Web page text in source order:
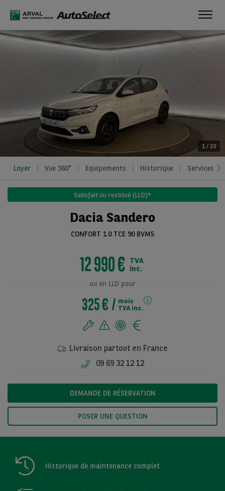
1 / 20
Voir toutes les
Loyer Vue 360° Equipements Historique Services
Satisfait ou restitué (LLD)*
Dacia Sandero
CONFORT 1.0 TCE 90 BVM5
12 990 € TVA
inc.
ou en LLD pour
325 €
mois
TVA inc.
Livraison partout en France
09 69 32 12 12
DEMANDE DE RÉSERVATION
POSER UNE QUESTION
Historique de maintenance complet